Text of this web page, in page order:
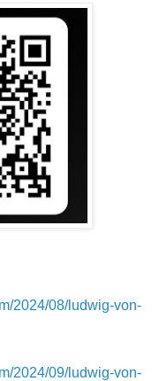
2024/08/ludwig-von-
2024/09/ludwig-von-